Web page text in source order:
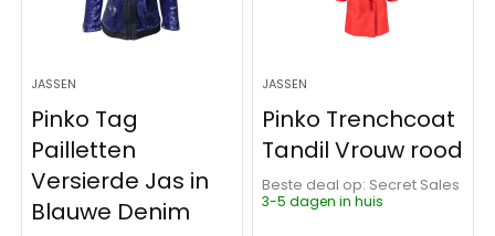
JASSEN
Pinko Tag
Pailletten
Versierde Jas in
Blauwe Denim
JASSEN
Pinko Trenchcoat
Tandil Vrouw rood
Beste deal op:
Secret Sales
3-5 dagen in huis